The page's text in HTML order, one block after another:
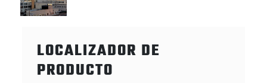
LOCALIZADOR DE
PRODUCTO